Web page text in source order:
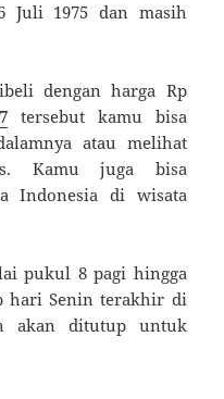
Juli 1975 dan masih
dengan harga Rp
tersebut kamu bisa
atau melihat
Kamu juga bisa
Indonesia di wisata
pukul 8 pagi hingga
hari Senin terakhir di
akan ditutup untuk